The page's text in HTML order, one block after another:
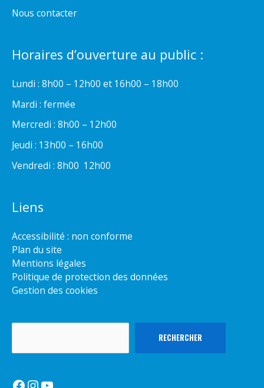
Nous contacter
Horaires d’ouverture au public :
Lundi : 8h00 – 12h00 et 16h00 – 18h00
Mardi : fermée
Mercredi : 8h00 – 12h00
Jeudi : 13h00 – 16h00
Vendredi : 8h00  12h00
Liens
Accessibilité : non conforme
Plan du site
Mentions légales
Politique de protection des données
Gestion des cookies
RECHERCHER